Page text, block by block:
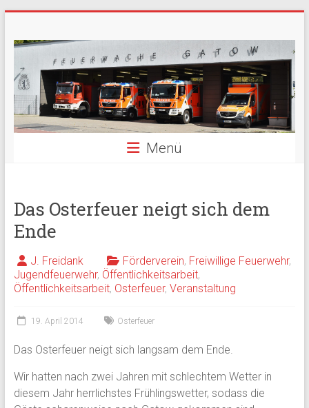
springen
Freiwillige
Feuerwehr
Berlin
Gatow
Berlin
Gatow
Menü
Das Osterfeuer neigt sich dem
Ende
J. Freidank Förderverein, Freiwillige Feuerwehr,
Jugendfeuerwehr, Öffentlichkeitsarbeit,
Öffentlichkeitsarbeit, Osterfeuer, Veranstaltung
19. April 2014 Osterfeuer
Das Osterfeuer neigt sich langsam dem Ende.
Wir hatten nach zwei Jahren mit schlechtem Wetter in
diesem Jahr herrlichstes Frühlingswetter, sodass die